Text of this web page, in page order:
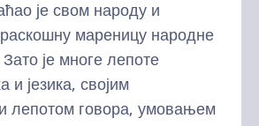
је свом народу и
мареницу народне
је многе лепоте
и језика, својим
лепотом говора, умовањем